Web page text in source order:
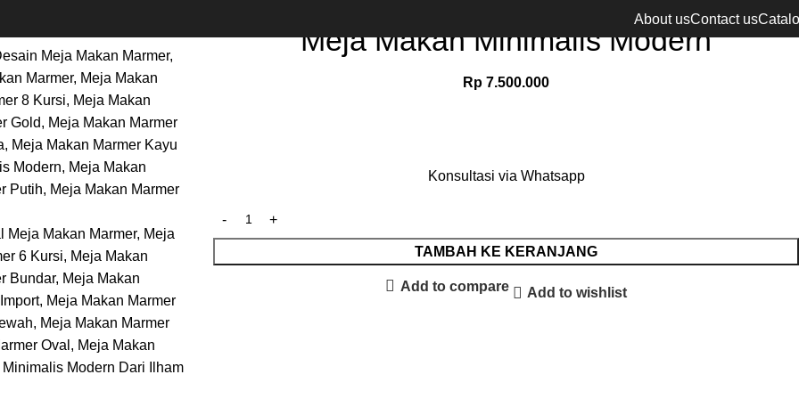
About usContact us
Meja Makan Minimalis Modern
Rp 7.500.000
Konsultasi via Whatsapp
TAMBAH KE KERANJANG
Add to compare Add to wishlist